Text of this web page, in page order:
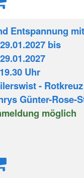
Entspannung
29.01.2027 bis
29.01.2027
Uhr
-
Günter-Rose-
möglich